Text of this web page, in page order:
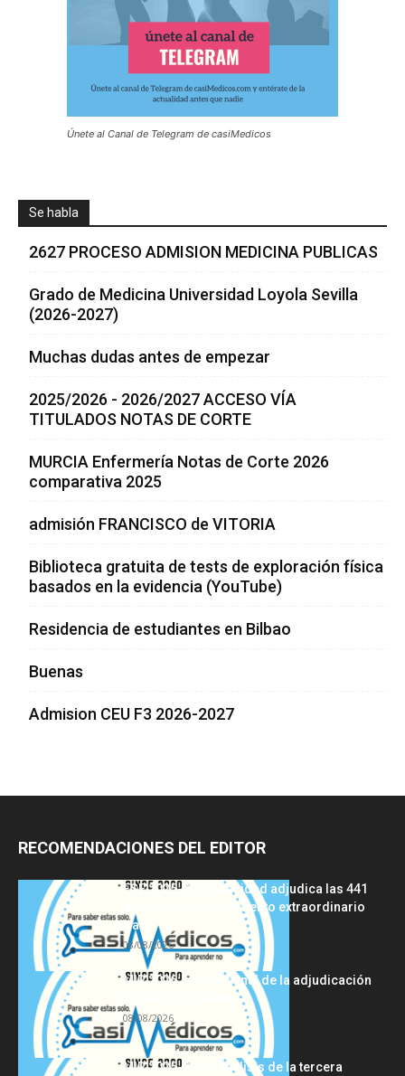
Únete al Canal de Telegram de casiMedicos
Se habla
2627 PROCESO ADMISION MEDICINA PUBLICAS
Grado de Medicina Universidad Loyola Sevilla
(2026-2027)
Muchas dudas antes de empezar
2025/2026 - 2026/2027 ACCESO VÍA
TITULADOS NOTAS DE CORTE
MURCIA Enfermería Notas de Corte 2026
comparativa 2025
admisión FRANCISCO de VITORIA
Biblioteca gratuita de tests de exploración física
basados en la evidencia (YouTube)
Residencia de estudiantes en Bilbao
Buenas
Admision CEU F3 2026-2027
RECOMENDACIONES DEL EDITOR
FSE 2025-2026: Sanidad adjudica las 441
plazas del procedimiento extraordinario
tras...
08/08/2026
MIR 2026: análisis final de la adjudicación
de plazas y claves...
08/08/2026
MIR 2025-2026: análisis de la tercera